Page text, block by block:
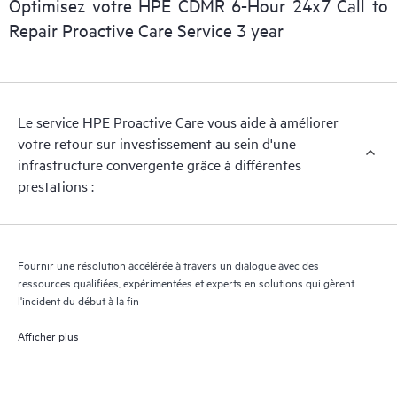
support matériel réactif selon vos besoins d’entreprise et
opérationnels.
HPE Proactive Care assure l’analyse des versions des logiciels et
fournit une liste de recommandations pour maintenir votre
infrastructure couverte par HPE Proactive Care aux niveaux de
versions recommandés. Vous recevrez régulièrement une
analyse proactive de vos appareils couverts par HPE Proactive
HPE Proactive Care génère également des rapports d’incidents
et vous éviter de les reproduire.
Optimisez votre HPE CDMR 6-Hour 24x7 Call to
Repair Proactive Care Service 3 year
Le service HPE Proactive Care vous aide à améliorer
votre retour sur investissement au sein d'une
infrastructure convergente grâce à différentes
prestations :
Fournir une résolution accélérée à travers un dialogue avec des
ressources qualifiées, expérimentées et experts en solutions qui gèrent
l'incident du début à la fin
Afficher plus